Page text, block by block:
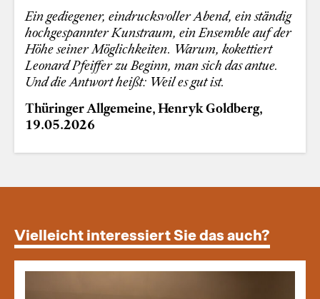
Ein gediegener, eindrucksvoller Abend, ein ständig
hochgespannter Kunstraum, ein Ensemble auf der
Höhe seiner Möglichkeiten. Warum, kokettiert
Leonard Pfeiffer zu Beginn, man sich das antue.
Und die Antwort heißt: Weil es gut ist.
Thüringer Allgemeine, Henryk Goldberg,
19.05.2026
Vielleicht interessiert Sie das auch?